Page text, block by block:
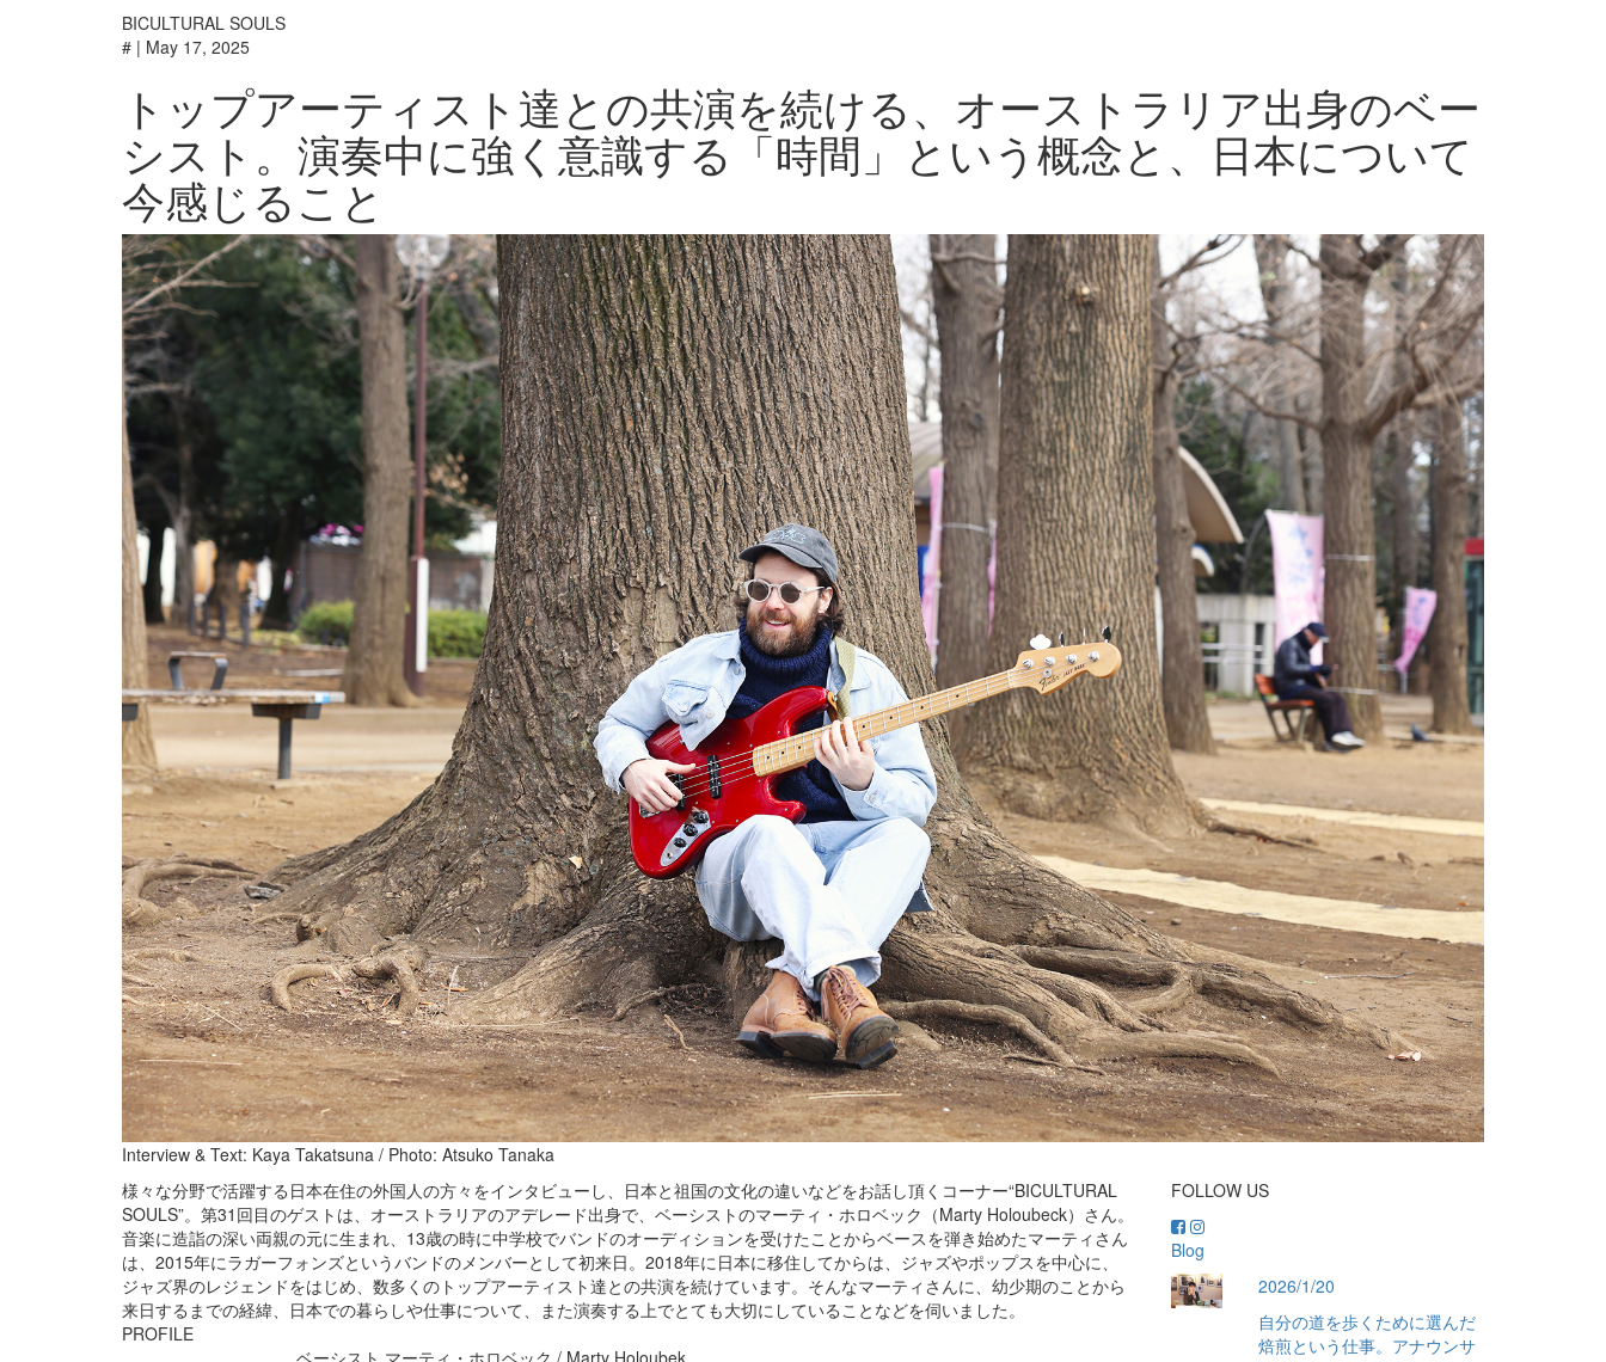
BICULTURAL SOULS
# | May 17, 2025
トップアーティスト達との共演を続ける、オーストラリア出身のベー
シスト。演奏中に強く意識する「時間」という概念と、日本について
今感じること
Interview & Text: Kaya Takatsuna / Photo: Atsuko Tanaka
様々な分野で活躍する日本在住の外国人の方々をインタビューし、日本と祖国の文化の違いなどをお話し頂くコーナー“BICULTURAL
SOULS”。第31回目のゲストは、オーストラリアのアデレード出身で、ベーシストのマーティ・ホロベック（Marty Holoubeck）さん。
音楽に造詣の深い両親の元に生まれ、13歳の時に中学校でバンドのオーディションを受けたことからベースを弾き始めたマーティさん
は、2015年にラガーフォンズというバンドのメンバーとして初来日。2018年に日本に移住してからは、ジャズやポップスを中心に、
ジャズ界のレジェンドをはじめ、数多くのトップアーティスト達との共演を続けています。そんなマーティさんに、幼少期のことから
来日するまでの経緯、日本での暮らしや仕事について、また演奏する上でとても大切にしていることなどを伺いました。
PROFILE
FOLLOW US
Blog
2026/1/20
自分の道を歩くために選んだ
焙煎という仕事。アナウンサ